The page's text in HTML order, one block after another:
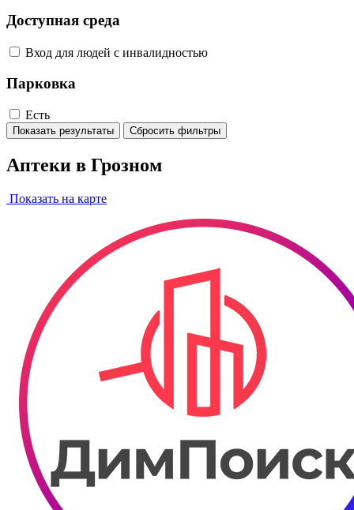
Доступная среда
Вход для людей с инвалидностью
Парковка
Есть
Показать результаты Сбросить фильтры
Аптеки в Грозном
Показать на карте